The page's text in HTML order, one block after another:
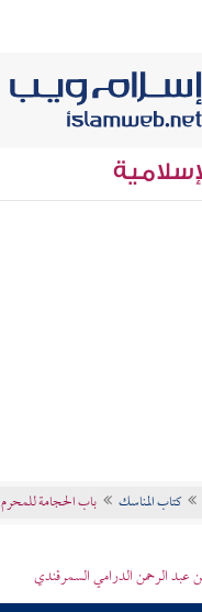
كتاب المناسك باب الحجامة للمحرم
عبد الرحمن الدرامي السمرقندي